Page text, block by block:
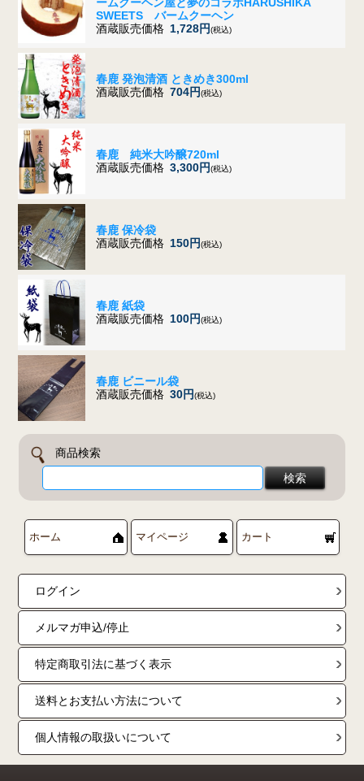
SWEETS バームクーヘン
酒蔵販売価格 1,728円(税込)
春鹿 発泡清酒 ときめき300ml
酒蔵販売価格 704円(税込)
春鹿 純米大吟醸720ml
酒蔵販売価格 3,300円(税込)
春鹿 保冷袋
酒蔵販売価格 150円(税込)
春鹿 紙袋
酒蔵販売価格 100円(税込)
春鹿 ビニール袋
酒蔵販売価格 30円(税込)
商品検索
ホーム マイページ カート
ログイン
メルマガ申込/停止
特定商取引法に基づく表示
送料とお支払い方法について
個人情報の取扱いについて